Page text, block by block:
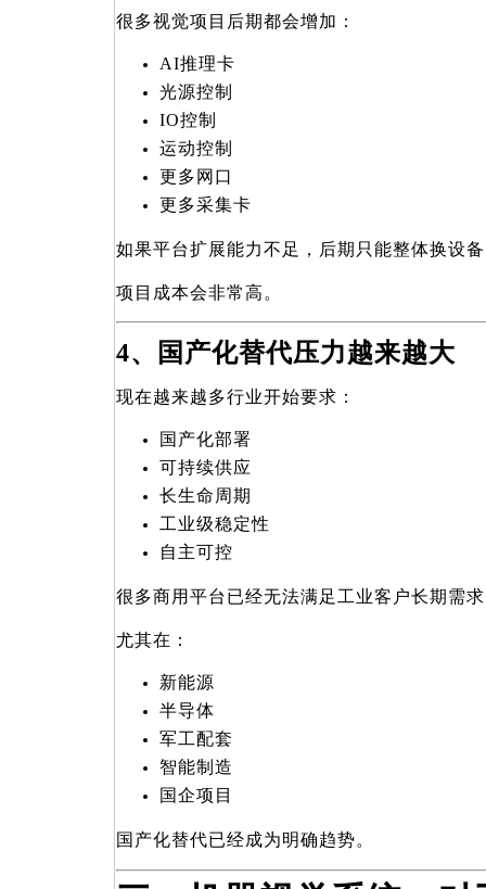
很多视觉项目后期都会增加：
AI推理卡
光源控制
IO控制
运动控制
更多网口
更多采集卡
如果平台扩展能力不足，后期只能整体换设
项目成本会非常高。
4、国产化替代压力越来越大
现在越来越多行业开始要求：
国产化部署
可持续供应
长生命周期
工业级稳定性
自主可控
很多商用平台已经无法满足工业客户长期需
尤其在：
新能源
半导体
军工配套
智能制造
国企项目
国产化替代已经成为明确趋势。